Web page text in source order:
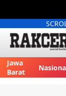
Jawa
Barat